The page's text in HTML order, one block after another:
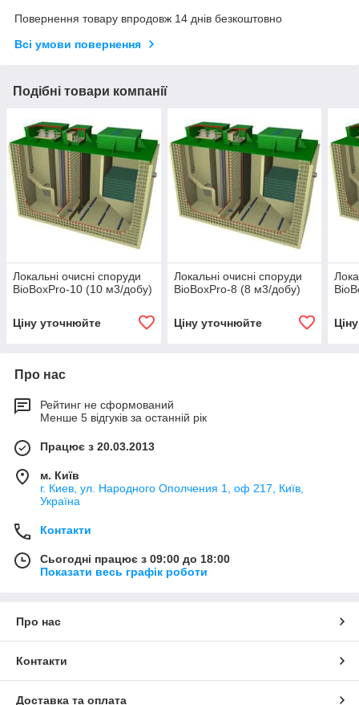
Повернення товару впродовж 14 днів безкоштовно
Всі умови повернення
Подібні товари компанії
Локальні очисні споруди
BioBoxPro-10 (10 м3/добу)
Ціну уточнюйте
Локальні очисні споруди
BioBoxPro-8 (8 м3/добу)
Ціну уточнюйте
Про нас
Рейтинг не сформований
Менше 5 відгуків за останній рік
Працює з 20.03.2013
м. Київ
г. Киев, ул. Народного Ополчения 1, оф 217, Київ,
Україна
Контакти
Сьогодні працює з 09:00 до 18:00
Показати весь графік роботи
Про нас
Контакти
Доставка та оплата